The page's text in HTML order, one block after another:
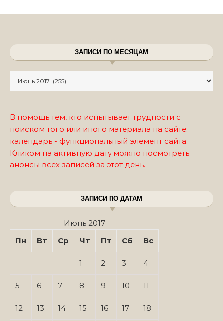
ЗАПИСИ ПО МЕСЯЦАМ
В помощь тем, кто испытывает трудности с
поиском того или иного материала на сайте:
календарь - функциональный элемент сайта.
Кликом на активную дату можно посмотреть
анонсы всех записей за этот день.
ЗАПИСИ ПО ДАТАМ
Июнь 2017
Пн
Вт Ср Чт Пт Сб Вс
1 2 3 4
5 6 7 8 9 10 11
12 13 14 15 16 17 18